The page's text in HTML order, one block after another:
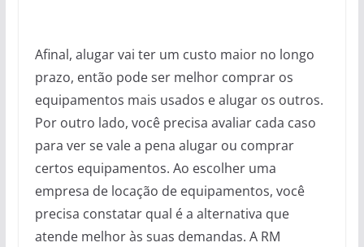
Afinal, alugar vai ter um custo maior no longo
prazo, então pode ser melhor comprar os
equipamentos mais usados e alugar os outros.
Por outro lado, você precisa avaliar cada caso
para ver se vale a pena alugar ou comprar
certos equipamentos. Ao escolher uma
empresa de locação de equipamentos, você
precisa constatar qual é a alternativa que
atende melhor às suas demandas. A RM